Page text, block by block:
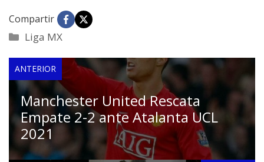
Compartir
Categorías
Liga MX
ANTERIOR
Manchester United Rescata
Empate 2-2 ante Atalanta UCL
2021